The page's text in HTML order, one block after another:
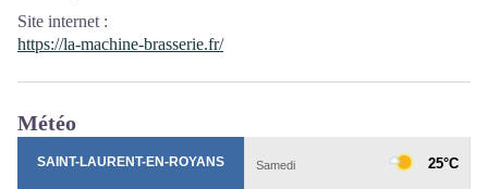
Site internet :
https://la-machine-brasserie.fr/
Météo